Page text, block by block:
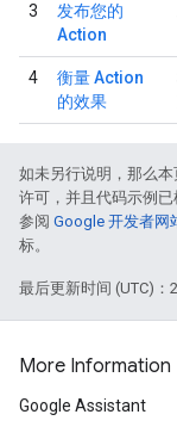
3
发布您的
Action
4
衡量 Action
的效果
如未另行说明，那么
许可，并且代码示例已
参阅 Google 开发者网
标。
最后更新时间 (UTC)：
More Information
Google Assistant